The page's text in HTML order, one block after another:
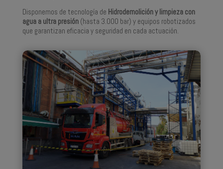
Disponemos de tecnología de Hidrodemolición y limpieza con
agua a ultra presión(hasta 3.000 bar) y equipos robotizados
que garantizan eficacia y seguridad en cada actuación.